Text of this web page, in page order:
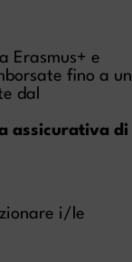
Erasmus+ e
fino a un
dal
assicurativa di
i/le